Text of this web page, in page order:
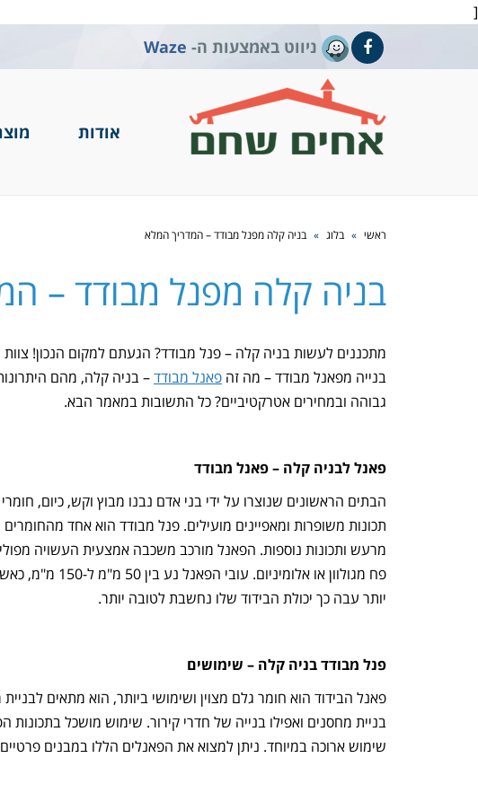
[
Facebook
ניווט באמצעות ה- Waze
אודות
ראשי » בלוג » בניה קלה מפנל מבודד – המדריך המלא
בניה קלה מפנל מבודד –
מתכננים לעשות בניה קלה – פנל מבודד? הגעתם למקום הנכון!
בנייה מפאנל מבודד – מה זה פאנל מבודד– בניה קלה, מהם
גבוהה ובמחירים אטרקטיביים? כל התשובות במאמר הבא.
פאנל לבניה קלה – פאנל מבודד
הבתים הראשונים שנוצרו על ידי בני אדם נבנו מבוץ וקש, כיום,
תכונות משופרות ומאפיינים מועילים. פנל מבודד הוא אחד
מרעש ותכונות נוספות. הפאנל מורכב משכבה אמצעית העשויה
פח מגולוון או
יותר עבה כך יכולת הבידוד שלו נחשבת לטובה יותר.
פנל מבודד בניה קלה – שימושים
פאנל הבידוד הוא חומר גלם מצוין ושימושי ביותר, הוא מתאים
בניית מחסנים ואפילו בנייה של חדרי קירור. שימוש מושכל
שימוש ארוכה במיוחד. ניתן למצוא את הפאנלים הללו במבנים